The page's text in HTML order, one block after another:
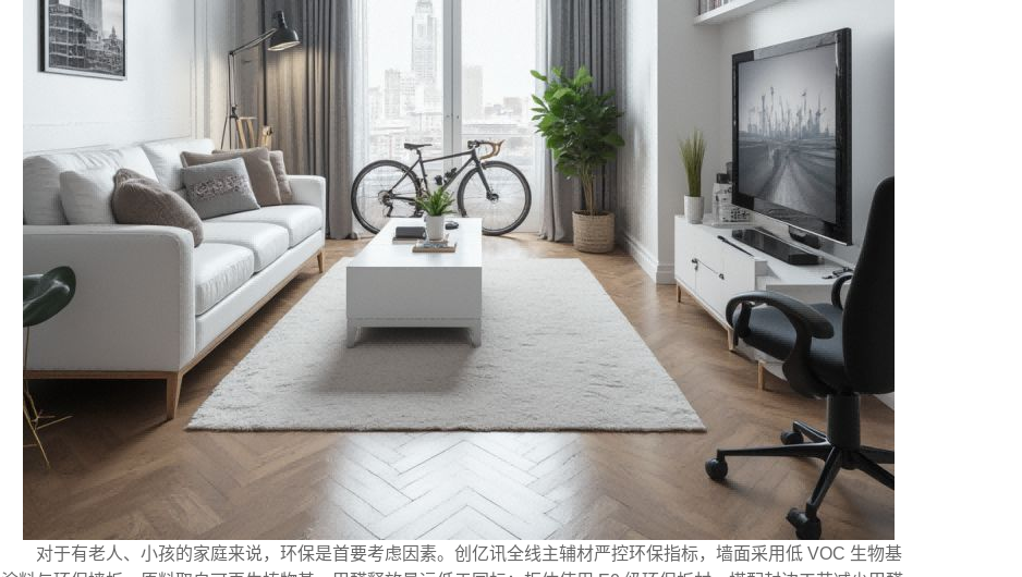
对于有老人、小孩的家庭来说，环保是首要考虑因素。创亿讯全线主辅材严控环保指标，墙面采用低 VOC 生物基